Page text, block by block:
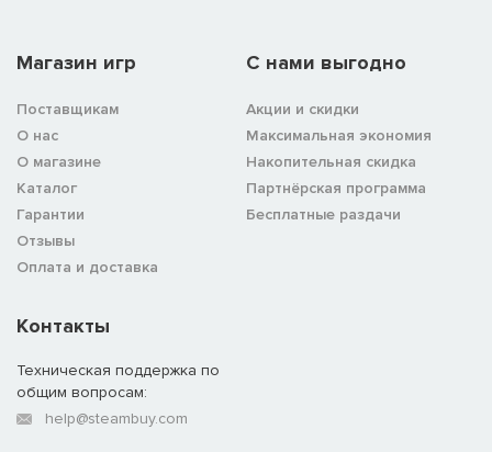
Магазин игр
Поставщикам
О нас
О магазине
Каталог
Гарантии
Отзывы
Оплата и доставка
C нами выгодно
Акции и скидки
Максимальная экономия
Накопительная скидка
Партнёрская программа
Бесплатные раздачи
Контакты
Техническая поддержка по
общим вопросам:
help@steambuy.com